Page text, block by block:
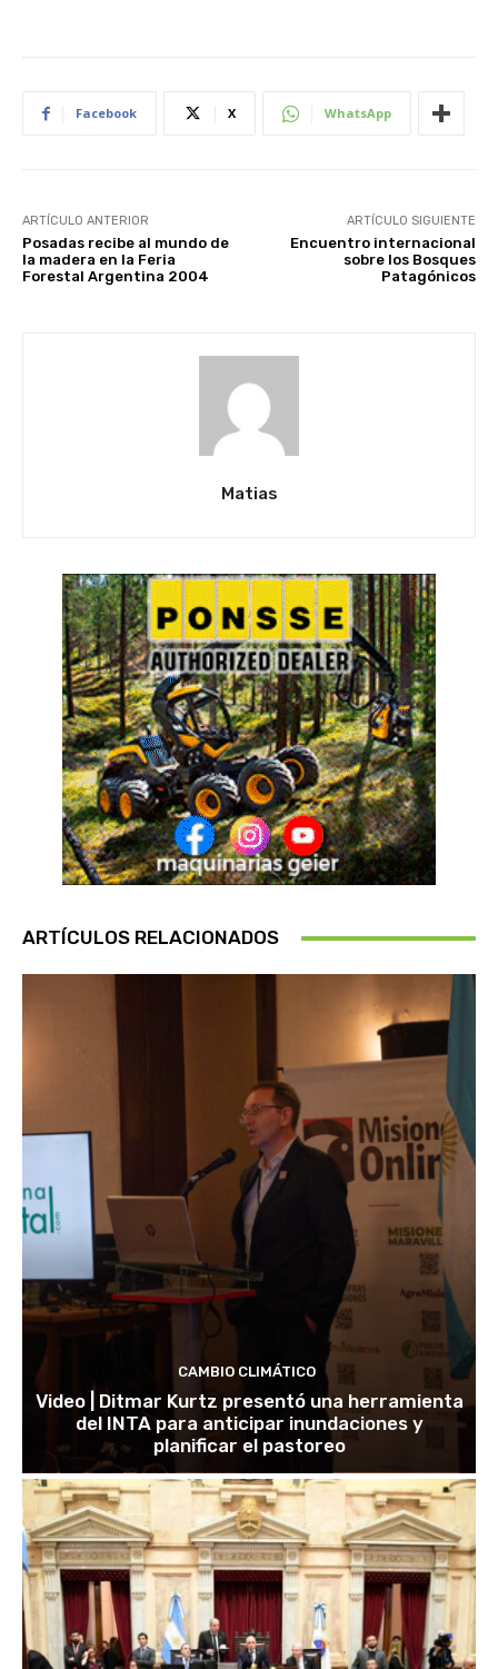
Facebook X WhatsApp
ARTÍCULO ANTERIOR
Posadas recibe al mundo de
la madera en la Feria
Forestal Argentina 2004
ARTÍCULO SIGUIENTE
Encuentro internacional
sobre los Bosques
Patagónicos
Matias
ARTÍCULOS RELACIONADOS
CAMBIO CLIMÁTICO
Video | Ditmar Kurtz presentó una herramienta
del INTA para anticipar inundaciones y
planificar el pastoreo